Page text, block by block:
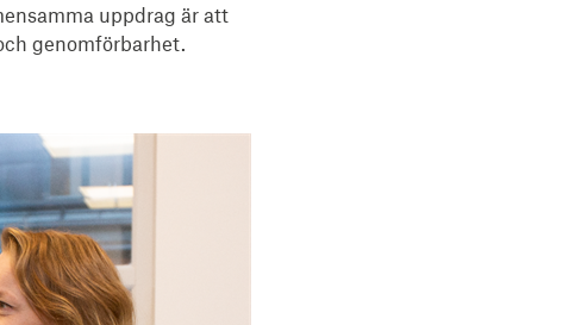
uppdrag är att
genomförbarhet.